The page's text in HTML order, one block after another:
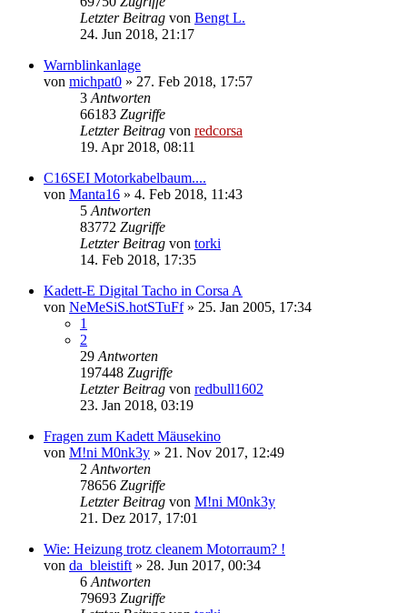
Letzter Beitrag von Bengt L.
24. Jun 2018, 21:17
Warnblinkanlage
von michpat0 » 27. Feb 2018, 17:57
3 Antworten
66183 Zugriffe
Letzter Beitrag von redcorsa
19. Apr 2018, 08:11
C16SEI Motorkabelbaum....
von Manta16 » 4. Feb 2018, 11:43
5 Antworten
83772 Zugriffe
Letzter Beitrag von torki
14. Feb 2018, 17:35
Kadett-E Digital Tacho in Corsa A
von NeMeSiS.hotSTuFf» 25. Jan 2005, 17:34
1
2
29 Antworten
197448 Zugriffe
Letzter Beitrag von redbull1602
23. Jan 2018, 03:19
Fragen zum Kadett Mäusekino
von M!ni M0nk3y » 21. Nov 2017, 12:49
2 Antworten
78656 Zugriffe
Letzter Beitrag von M!ni M0nk3y
21. Dez 2017, 17:01
Wie: Heizung trotz cleanem Motorraum? !
von da_bleistift » 28. Jun 2017, 00:34
6 Antworten
79693 Zugriffe